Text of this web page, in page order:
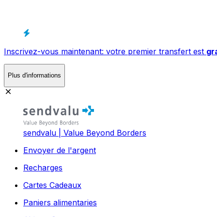
Inscrivez-vous maintenant: votre premier transfert est
Plus d'informations
sendvalu | Value Beyond Borders
Envoyer de l'argent
Recharges
Cartes Cadeaux
Paniers alimentaries